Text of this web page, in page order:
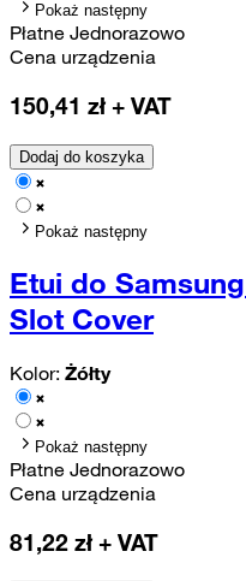
Pokaż następny
Płatne Jednorazowo
Cena urządzenia
150,41 zł + VAT
Dodaj do koszyka
Pokaż następny
Etui do
Slot Cover
Kolor: Żółty
Pokaż następny
Płatne Jednorazowo
Cena urządzenia
81,22 zł + VAT